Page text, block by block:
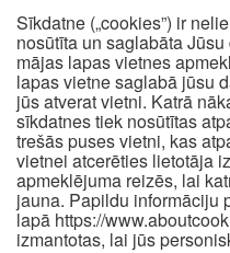
Sīkdatne („cookies”) ir
nosūtīta un saglabāta
mājas lapas vietnes
lapas vietne saglabā jūsu
jūs atverat vietni. Katrā
sīkdatnes tiek nosūtītas
trešās puses vietni, kas
vietnei atcerēties lietotāja
apmeklējuma reizēs, lai
jauna. Papildu informāciju
lapā https://
izmantotas, lai jūs